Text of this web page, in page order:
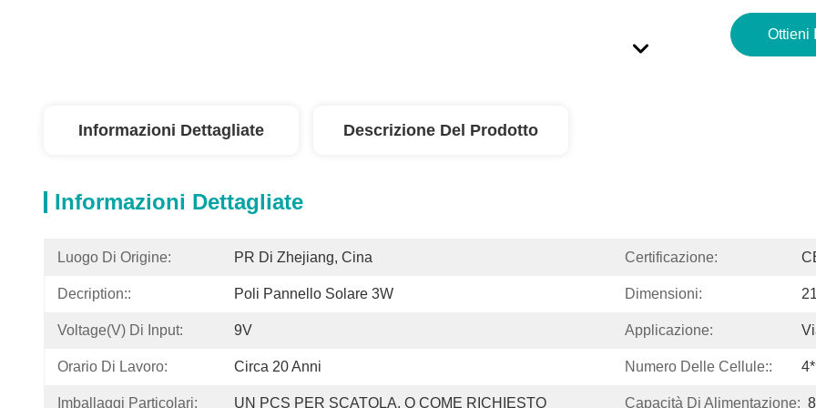
Ottieni
Informazioni Dettagliate Descrizione Del Prodotto
Informazioni Dettagliate
Luogo Di Origine: PR Di Zhejiang, Cina Certificazione:
Decription:: Poli Pannello Solare 3W Dimensioni:
Voltage(V) Di Input: 9V Applicazione:
Orario Di Lavoro: Circa 20 Anni Numero Delle Cellule::
Imballaggi Particolari: UN PCS PER SCATOLA, O COME RICHIESTO Capacità Di Alimentazione: